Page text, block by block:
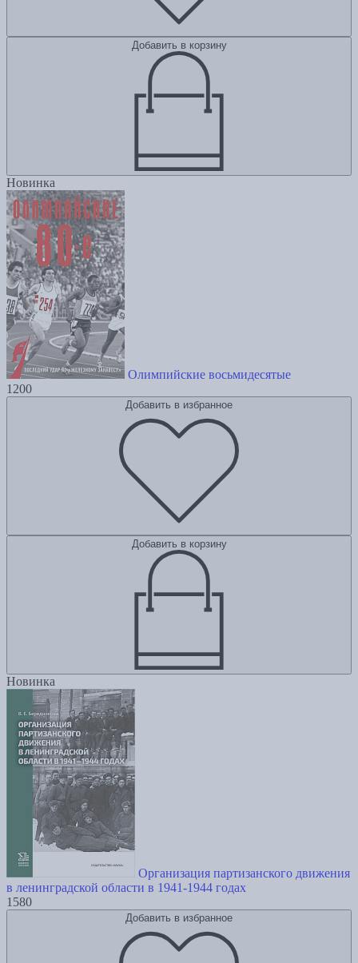
Добавить в корзину
Новинка
Олимпийские восьмидесятые
1200
Добавить в избранное
Добавить в корзину
Новинка
Организация партизанского движения
в ленинградской области в 1941-1944 годах
1580
Добавить в избранное